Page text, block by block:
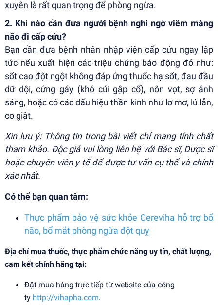
xuyên là rất quan trọng để phòng ngừa.
2. Khi nào cần đưa người bệnh nghi ngờ viêm màng
não đi cấp cứu?
Bạn cần đưa bệnh nhân nhập viện cấp cứu ngay lập
tức nếu xuất hiện các triệu chứng báo động đỏ như:
sốt cao đột ngột không đáp ứng thuốc hạ sốt, đau đầu
dữ dội, cứng gáy (khó cúi gập cổ), nôn vọt, sợ ánh
sáng, hoặc có các dấu hiệu thần kinh như lơ mơ, lú lẫn,
co giật.
Xin lưu ý: Thông tin trong bài viết chỉ mang tính chất
tham khảo. Độc giả vui lòng liên hệ với Bác sĩ, Dược sĩ
hoặc chuyên viên y tế để được tư vấn cụ thể và chính
xác nhất.
Có thể bạn quan tâm:
Thực phẩm bảo vệ sức khỏe Cereviha hỗ trợ bổ
não, bổ mắt phòng ngừa đột quỵ
Địa chỉ mua thuốc, thực phẩm chức năng uy tín, chất lượng,
cam kết chính hãng tại:
Đặt mua hàng trực tiếp từ website của công
ty http://vihapha.com.